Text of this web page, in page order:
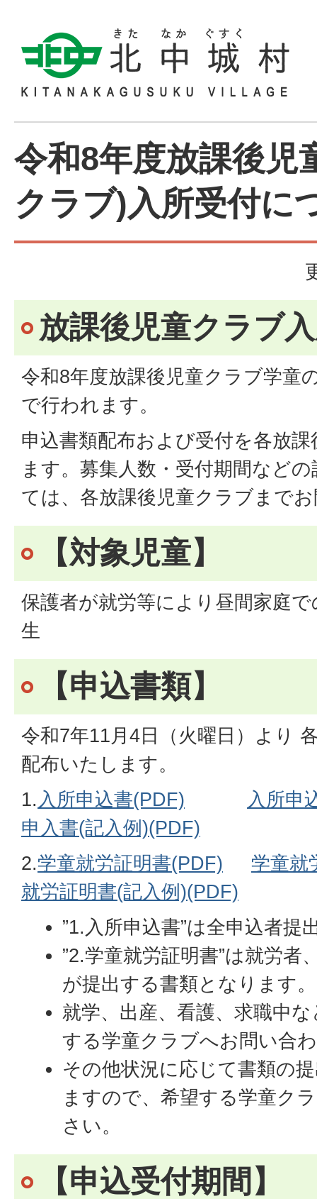
令和8年度放課後児
クラブ)入所受付に
放課後児童クラブ
令和8年度放課後児童クラブ学童
で行われます。
申込書類配布および受付を各放
ます。募集人数・受付期間など
ては、各放課後児童クラブまで
【対象児童】
保護者が就労等により昼間家庭
生
【申込書類】
令和7年11月4日（火曜日）より
配布いたします。
1. 入所申込書(PDF)
入所申
申入書(記入例)(PDF)
2.学童就労証明書(PDF)
学童就
就労証明書(記入例)(PDF)
”1.入所申込書”は全申込者提
”2.学童就労証明書”は就労者
が提出する書類となります。
就学、出産、看護、求職中
する学童クラブへお問い合
その他状況に応じて書類の
ますので、希望する学童ク
さい。
【申込受付期間】